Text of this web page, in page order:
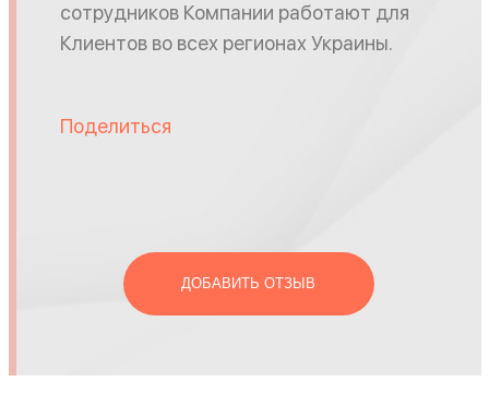
сотрудников Компании работают для
Клиентов во всех регионах Украины.
Поделиться
ДОБАВИТЬ ОТЗЫВ